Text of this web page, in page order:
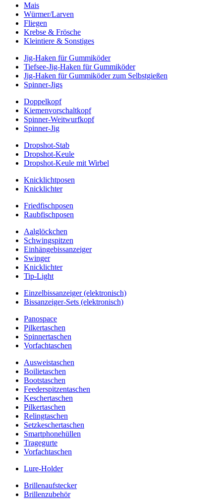
Mais
Würmer/Larven
Fliegen
Krebse & Frösche
Kleintiere & Sonstiges
Jig-Haken für Gummiköder
Tiefsee-Jig-Haken für Gummiköder
Jig-Haken für Gummiköder zum Selbstgießen
Spinner-Jigs
Doppelkopf
Kiemenvorschaltkopf
Spinner-Weitwurfkopf
Spinner-Jig
Dropshot-Stab
Dropshot-Keule
Dropshot-Keule mit Wirbel
Knicklichtposen
Knicklichter
Friedfischposen
Raubfischposen
Aalglöckchen
Schwingspitzen
Einhängebissanzeiger
Swinger
Knicklichter
Tip-Light
Einzelbissanzeiger (elektronisch)
Bissanzeiger-Sets (elektronisch)
Panospace
Pilkertaschen
Spinnertaschen
Vorfachtaschen
Ausweistaschen
Boilietaschen
Bootstaschen
Feederspitzentaschen
Keschertaschen
Pilkertaschen
Relingtaschen
Setzkeschertaschen
Smartphonehüllen
Tragegurte
Vorfachtaschen
Lure-Holder
Brillenaufstecker
Brillenzubehör